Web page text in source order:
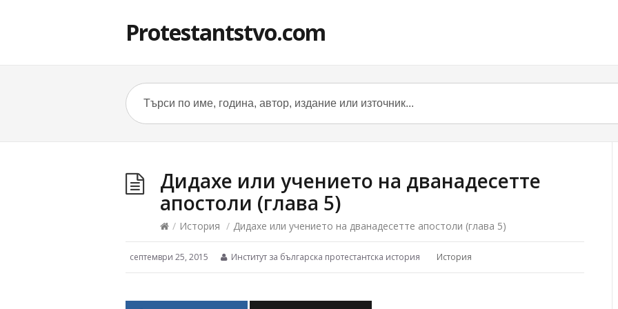
Protestantstvo.com
Дидахе или учението на дванадесетте
апостоли (глава 5)
/ История / Дидахе или учението на дванадесетте апостоли (глава 5)
септември 25, 2015 Институт за българска протестантска история История